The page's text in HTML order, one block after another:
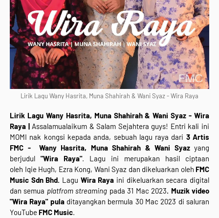
Lirik Lagu Wany Hasrita, Muna Shahirah & Wani Syaz - Wira Raya
Lirik Lagu Wany Hasrita, Muna Shahirah & Wani Syaz - Wira
Raya | Assalamualaikum & Salam Sejahtera guys! Entri kali ini
MOMI nak kongsi kepada anda, sebuah lagu raya dari 3 Artis
FMC - Wany Hasrita, Muna Shahirah & Wani Syaz yang
berjudul "Wira Raya". Lagu ini merupakan hasil ciptaan
oleh Iqie Hugh, Ezra Kong, Wani Syaz dan dikeluarkan oleh FMC
Music Sdn Bhd. Lagu Wira Raya ini dikeluarkan secara digital
dan semua platfrom streaming pada31 Mac2023. Muzik video
"Wira Raya" pula ditayangkan bermula 30 Mac 2023 di saluran
YouTube FMC Music.